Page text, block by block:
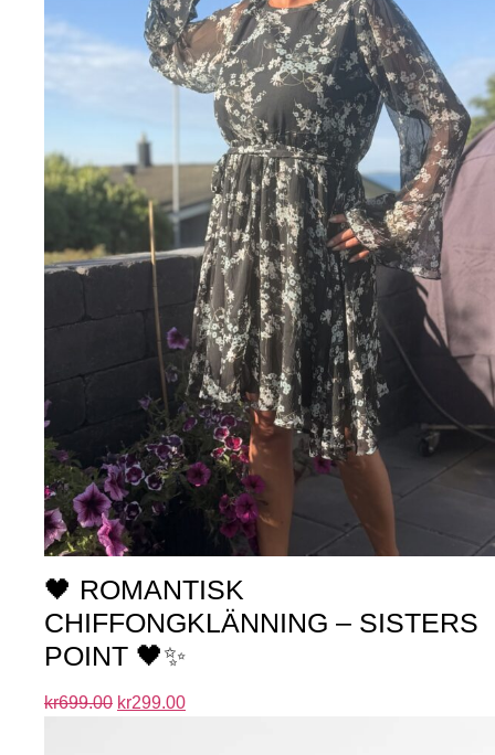
🖤 ROMANTISK
CHIFFONGKLÄNNING – SISTERS
POINT 🖤✨
kr699.00 kr299.00